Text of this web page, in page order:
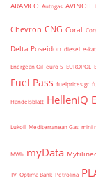
ARAMCO Autogas AVINOIL
Chevron CNG Coral
Delta Poseidon diesel e-
Energean Oil euro 5 EUROPOL
Fuel Pass fuelprices.gr
Handelsblatt HelleniQ
Lukoil Mediterranean Gas mini
MWh myData
TV Optima Bank Petrolina